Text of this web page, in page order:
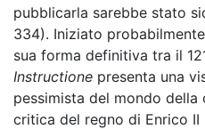
pubblicarla sarebbe stato
334). Iniziato
sua forma definitiva tra il
Instructione presenta una
pessimista del mondo
critica del regno di Enrico